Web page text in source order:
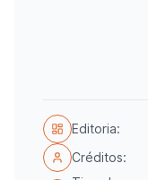
Editoria:
Créditos: